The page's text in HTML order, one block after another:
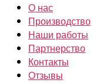
О нас
Производство
Наши работы
Партнерство
Контакты
Отзывы